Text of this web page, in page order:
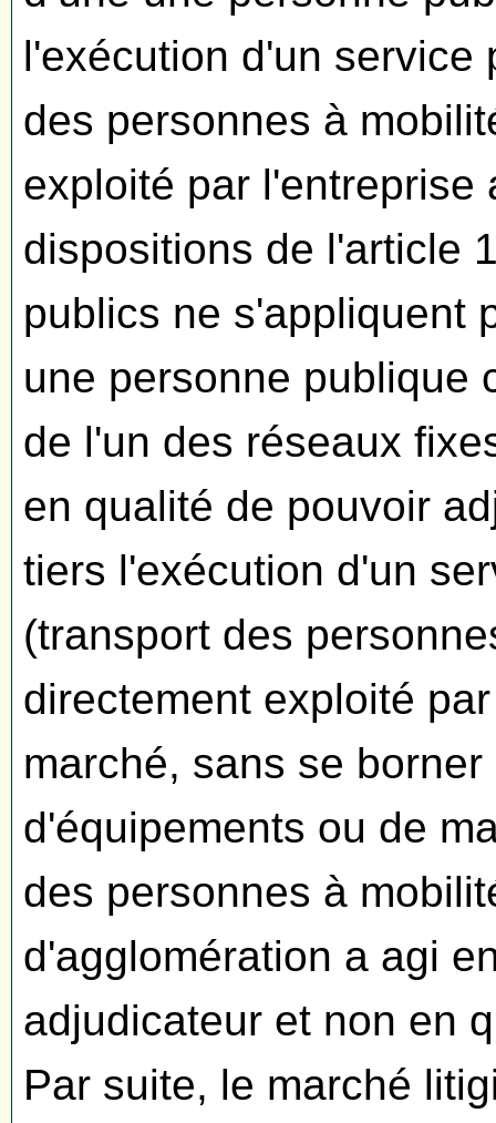
l'exécution d'un service
des personnes à
exploité par l'entreprise
dispositions de l'article
publics ne s'appliquent
une personne publique
de l'un des réseaux
en qualité de pouvoir
tiers l'exécution d'un
(transport des
directement exploité
marché, sans se
d'équipements ou de
des personnes à
d'agglomération a agi
adjudicateur et non en
Par suite, le marché